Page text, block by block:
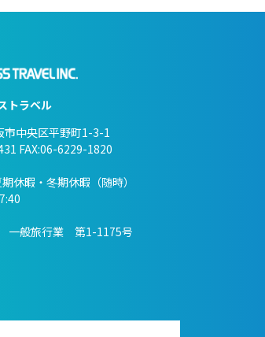
トラベル
市中央区平野町1-3-1
FAX:06-6229-1820
休暇・冬期休暇（随時）
一般旅行業 第1-1175号